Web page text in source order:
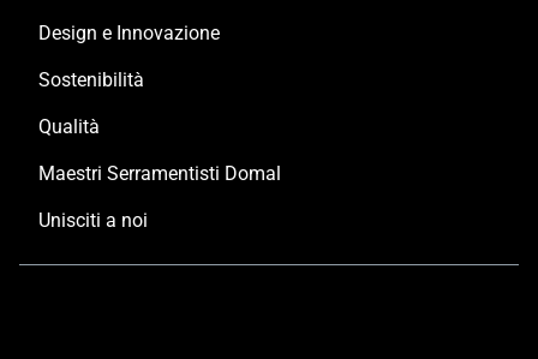
Design e Innovazione
Sostenibilità
Qualità
Maestri Serramentisti Domal
Unisciti a noi